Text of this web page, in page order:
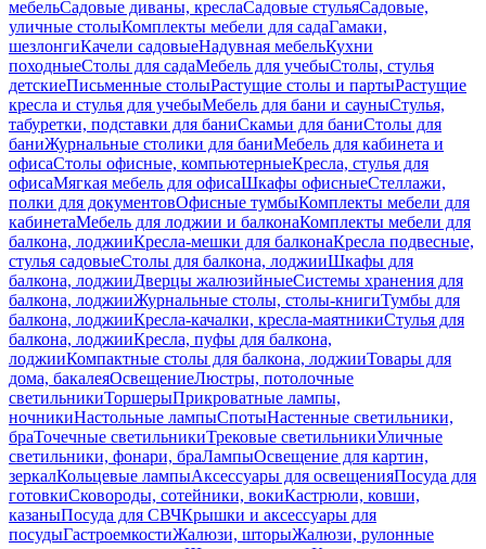
мебельСадовые диваны, креслаСадовые стульяСадовые,
уличные столыКомплекты мебели для садаГамаки,
шезлонгиКачели садовыеНадувная мебельКухни
походныеСтолы для садаМебель для учебыСтолы, стулья
детскиеПисьменные столыРастущие столы и партыРастущие
кресла и стулья для учебыМебель для бани и сауныСтулья,
табуретки, подставки для баниСкамьи для баниСтолы для
баниЖурнальные столики для баниМебель для кабинета и
офисаСтолы офисные, компьютерныеКресла, стулья для
офисаМягкая мебель для офисаШкафы офисныеСтеллажи,
полки для документовОфисные тумбыКомплекты мебели для
кабинетаМебель для лоджии и балконаКомплекты мебели для
балкона, лоджииКресла-мешки для балконаКресла подвесные,
стулья садовыеСтолы для балкона, лоджииШкафы для
балкона, лоджииДверцы жалюзийныеСистемы хранения для
балкона, лоджииЖурнальные столы, столы-книгиТумбы для
балкона, лоджииКресла-качалки, кресла-маятникиСтулья для
балкона, лоджииКресла, пуфы для балкона,
лоджииКомпактные столы для балкона, лоджииТовары для
дома, бакалеяОсвещениеЛюстры, потолочные
светильникиТоршерыПрикроватные лампы,
ночникиНастольные лампыСпотыНастенные светильники,
браТочечные светильникиТрековые светильникиУличные
светильники, фонари, браЛампыОсвещение для картин,
зеркалКольцевые лампыАксессуары для освещенияПосуда для
готовкиСковороды, сотейники, вокиКастрюли, ковши,
казаныПосуда для СВЧКрышки и аксессуары для
посудыГастроемкостиЖалюзи, шторыЖалюзи, рулонные